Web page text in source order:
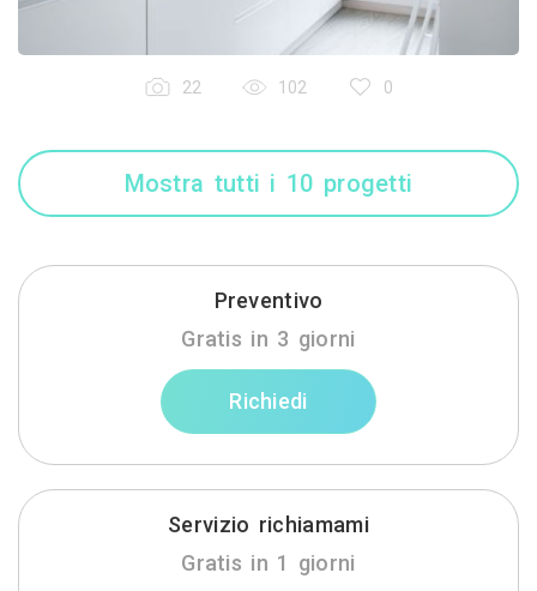
22 102 0
Mostra tutti i 10 progetti
Preventivo
Gratis in 3 giorni
Richiedi
Servizio richiamami
Gratis in 1 giorni